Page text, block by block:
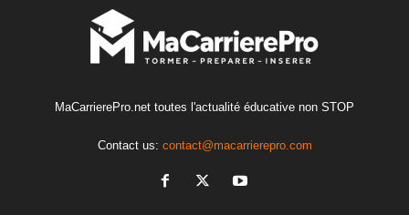
MaCarrierePro.net toutes l'actualité éducative non STOP
Contact us: contact@macarrierepro.com